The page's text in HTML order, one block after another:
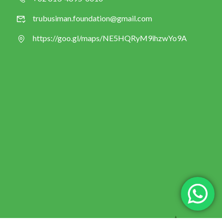
trubusiman.foundation@gmail.com
https://goo.gl/maps/NE5HQRyM9ihzwYo9A